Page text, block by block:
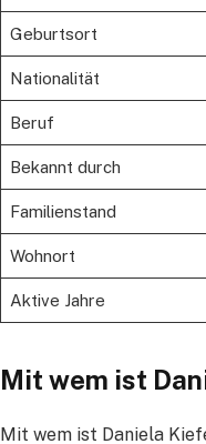
Geburtsort
Nationalität
Beruf
Bekannt durch
Familienstand
Wohnort
Aktive Jahre
Mit wem ist
Mit wem ist Daniela